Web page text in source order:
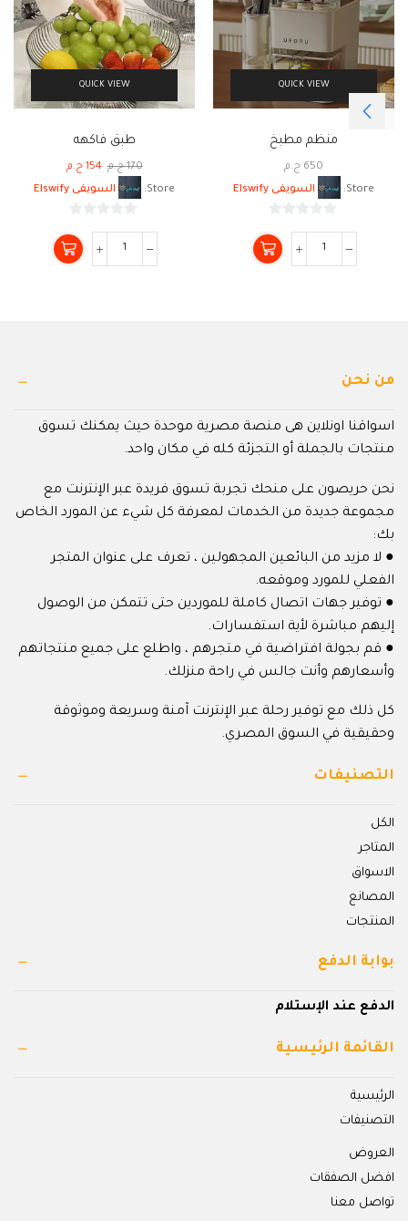
QUICK VIEW
منظم مطبخ
650 ج.م
Store:
السويفى Elswify
من
5
QUICK VIEW
طبق فاكهه
170 ج.م 154 ج.م
Store:
السويفى Elswify
من
5
من نحن
اسواقنا اونلاين هى منصة مصرية موحدة حيث يمكنك تسوق
منتجات بالجملة أو التجزئة كله في مكان واحد.
نحن حريصون على منحك تجربة تسوق فريدة عبر الإنترنت مع
مجموعة جديدة من الخدمات لمعرفة كل شيء عن المورد الخاص
بك:
● لا مزيد من البائعين المجهولين ، تعرف على عنوان المتجر
الفعلي للمورد وموقعه.
● توفير جهات اتصال كاملة للموردين حتى تتمكن من الوصول
إليهم مباشرة لأية استفسارات.
● قم بجولة افتراضية في متجرهم ، واطلع على جميع منتجاتهم
وأسعارهم وأنت جالس في راحة منزلك.
كل ذلك مع توفير رحلة عبر الإنترنت آمنة وسريعة وموثوقة
وحقيقية في السوق المصري.
التصنيفات
الكل
المتاجر
الاسواق
المصانع
المنتجات
بوابة الدفع
الدفع عند الإستلام
القائمة الرئيسية
الرئيسية
التصنيفات
العروض
افضل الصفقات
تواصل معنا